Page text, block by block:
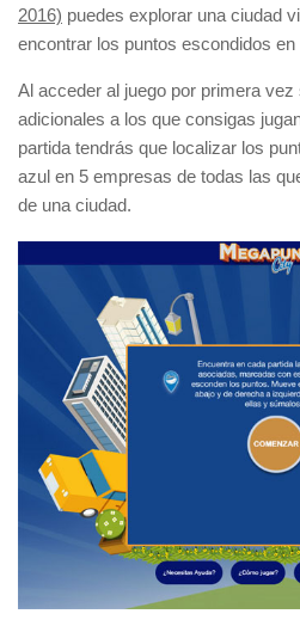
2016) puedes explorar una ciudad
encontrar los puntos escondidos
Al acceder al juego por primera
adicionales a los que consigas
partida tendrás que localizar los
azul en 5 empresas de todas las
de una ciudad.